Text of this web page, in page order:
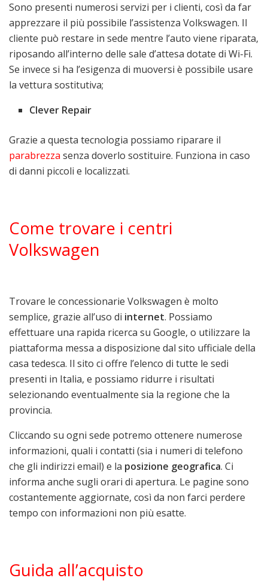
Sono presenti numerosi servizi per i clienti, così da far
apprezzare il più possibile l’assistenza Volkswagen. Il
cliente può restare in sede mentre l’auto viene riparata,
riposando all’interno delle sale d’attesa dotate di Wi-Fi.
Se invece si ha l’esigenza di muoversi è possibile usare
la vettura sostitutiva;
Clever Repair
Grazie a questa tecnologia possiamo riparare il
parabrezza senza doverlo sostituire. Funziona in caso
di danni piccoli e localizzati.
Come trovare i centri
Volkswagen
Trovare le concessionarie Volkswagen è molto
semplice, grazie all’uso di internet. Possiamo
effettuare una rapida ricerca su Google, o utilizzare la
piattaforma messa a disposizione dal sito ufficiale della
casa tedesca. Il sito ci offre l’elenco di tutte le sedi
presenti in Italia, e possiamo ridurre i risultati
selezionando eventualmente sia la regione che la
provincia.
Cliccando su ogni sede potremo ottenere numerose
informazioni, quali i contatti (sia i numeri di telefono
che gli indirizzi email) e la posizione geografica. Ci
informa anche sugli orari di apertura. Le pagine sono
costantemente aggiornate, così da non farci perdere
tempo con informazioni non più esatte.
Guida all’acquisto